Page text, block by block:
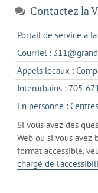
Contactez la
Portail de service à
Courriel :
Appels locaux :
Interurbains : 705-
En personne :
Si vous avez des
Web ou si vous avez
format accessible,
chargé de